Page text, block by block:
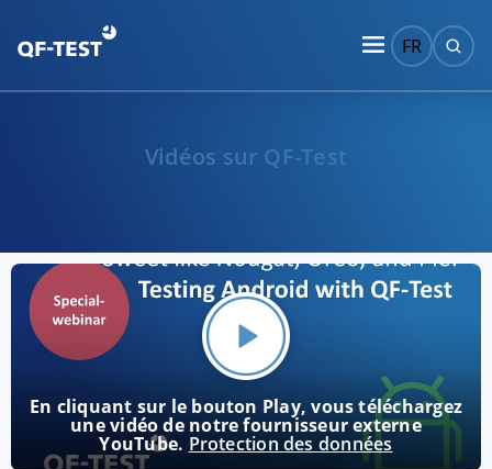
FR
Vidéos sur QF-Test
En cliquant sur le bouton Play, vous téléchargez
une vidéo de notre fournisseur externe
YouTube. Protection des données